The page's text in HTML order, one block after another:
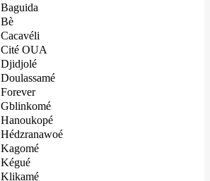
Baguida
Bè
Cacavéli
Cité OUA
Djidjolé
Doulassamé
Forever
Gblinkomé
Hanoukopé
Hédzranawoé
Kagomé
Kégué
Klikamé